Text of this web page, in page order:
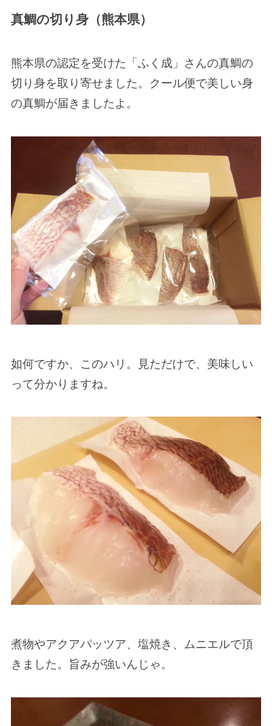
真鯛の切り身（熊本県）
熊本県の認定を受けた「ふく成」さんの真鯛の
切り身を取り寄せました。クール便で美しい身
の真鯛が届きましたよ。
如何ですか、このハリ。見ただけで、美味しい
って分かりますね。
煮物やアクアパッツア、塩焼き、ムニエルで頂
きました。旨みが強いんじゃ。